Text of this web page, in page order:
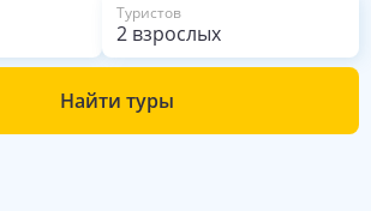
Туристов
2 взрослых
Найти туры